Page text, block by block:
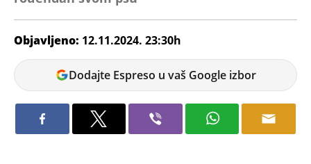
Objavljeno: 12.11.2024. 23:30h
Bojana
Savić
Dodajte Espreso u vaš Google izbor